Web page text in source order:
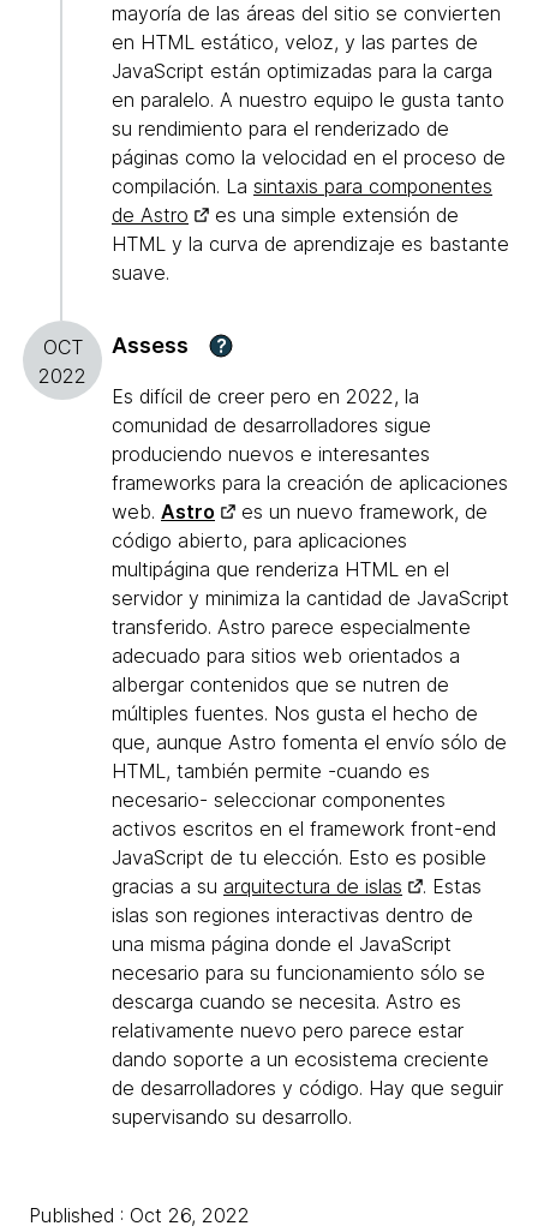
mayoría de las áreas del sitio se convierten
en HTML estático, veloz, y las partes de
JavaScript están optimizadas para la carga
en paralelo. A nuestro equipo le gusta tanto
su rendimiento para el renderizado de
páginas como la velocidad en el proceso de
compilación. La sintaxis para componentes
de Astro
es una simple extensión de
HTML y la curva de aprendizaje es bastante
suave.
OCT
2022
Assess ?
Es difícil de creer pero en 2022, la
comunidad de desarrolladores sigue
produciendo nuevos e interesantes
frameworks para la creación de aplicaciones
web. Astro
es un nuevo framework, de
código abierto, para aplicaciones
multipágina que renderiza HTML en el
servidor y minimiza la cantidad de JavaScript
transferido. Astro parece especialmente
adecuado para sitios web orientados a
albergar contenidos que se nutren de
múltiples fuentes. Nos gusta el hecho de
que, aunque Astro fomenta el envío sólo de
HTML, también permite -cuando es
necesario- seleccionar componentes
activos escritos en el framework front-end
JavaScript de tu elección. Esto es posible
gracias a su arquitectura de islas
. Estas
islas son regiones interactivas dentro de
una misma página donde el JavaScript
necesario para su funcionamiento sólo se
descarga cuando se necesita. Astro es
relativamente nuevo pero parece estar
dando soporte a un ecosistema creciente
de desarrolladores y código. Hay que seguir
supervisando su desarrollo.
Published : Oct 26, 2022